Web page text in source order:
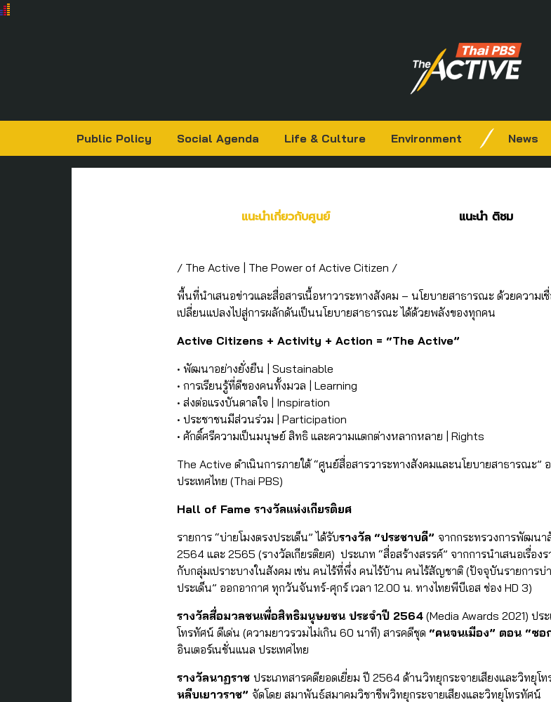
Public Policy Social Agenda Life & Culture Environment News
แนะนำเกี่ยวกับศูนย์ แนะนำ ติชม
/ The Active | The Power of Active Citizen /
พื้นที่นำเสนอข่าวและสื่อสารเนื้อหาวาระทางสังคม – นโยบายสาธารณะ ด้วยความ
เปลี่ยนแปลงไปสู่การผลักดันเป็นนโยบายสาธารณะ ได้ด้วยพลังของทุกคน
Active Citizens + Activity + Action = “The Active”
• พัฒนาอย่างยั่งยืน | Sustainable
• การเรียนรู้ที่ดีของคนทั้งมวล | Learning
• ส่งต่อแรงบันดาลใจ | Inspiration
• ประชาชนมีส่วนร่วม | Participation
• ศักดิ์ศรีความเป็นมนุษย์ สิทธิ และความแตกต่างหลากหลาย | Rights
The Active ดำเนินการภายใต้ “ศูนย์สื่อสารวาระทางสังคมและนโยบายสาธารณะ”
ประเทศไทย (Thai PBS)
Hall of Fame รางวัลแห่งเกียรติยศ
รายการ “บ่ายโมงตรงประเด็น” ได้รับรางวัล “ประชาบดี” จากกระทรวงการพัฒน
2564 และ 2565 (รางวัลเกียรติยศ) ประเภท “สื่อสร้างสรรค์” จากการนำเสนอเรื่อง
กับกลุ่มเปราะบางในสังคม เช่น คนไร้ที่พึ่ง คนไร้บ้าน คนไร้สัญชาติ (ปัจจุบันรายการบ่
ประเด็น” ออกอากาศ ทุกวันจันทร์-ศุกร์ เวลา 12.00 น. ทางไทยพีบีเอส ช่อง HD 3)
รางวัลสื่อมวลชนเพื่อสิทธิมนุษยชน ประจำปี 2564 (Media Awards 2021) ปร
โทรทัศน์ ดีเด่น (ความยาวรวมไม่เกิน 60 นาที) สารคดีชุด “คนจนเมือง” ตอน “ซอ
อินเตอร์เนชั่นแนล ประเทศไทย
รางวัลนาฏราช ประเภทสารคดียอดเยี่ยม ปี 2564 ด้านวิทยุกระจายเสียงและวิทยุโ
หลืบเยาวราช” จัดโดย สมาพันธ์สมาคมวิชาชีพวิทยุกระจายเสียงและวิทยุโทรทัศน์